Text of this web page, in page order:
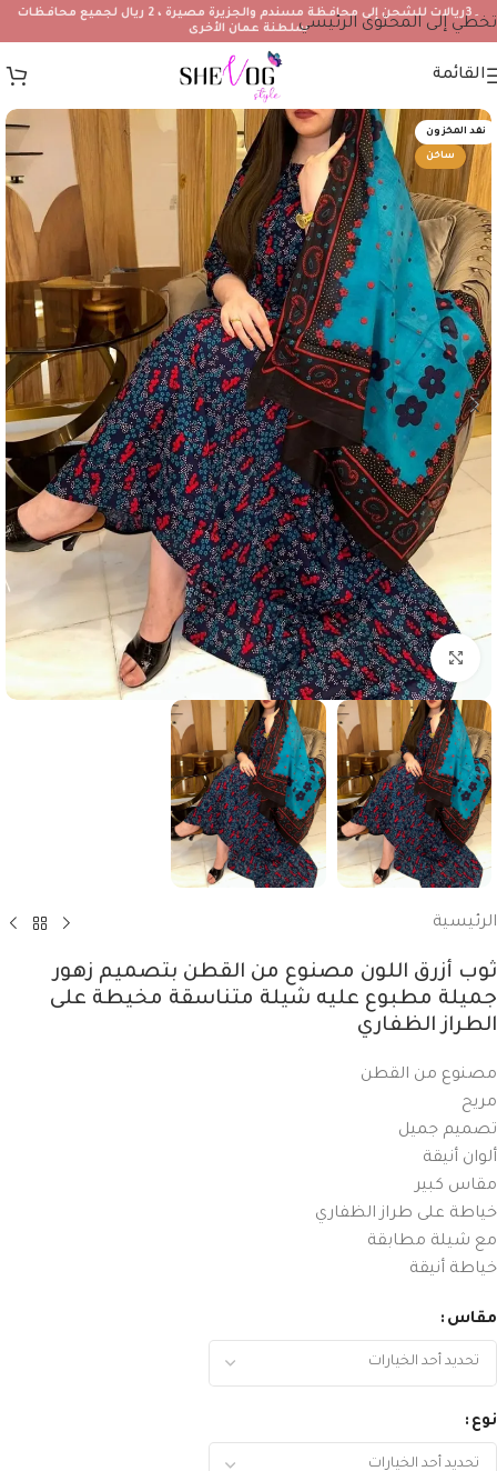
تخطي إلى المحتوى الرئيسي
۔3ريالات للشحن إلى محافظة مسندم والجزيرة مصيرة ، 2 ريال لجميع محافظات
سلطنة عمان الأخرى
القائمة
نفد المخزون
ساخن
انقر للتكبير
الرئيسية
ثوب أزرق اللون مصنوع من القطن بتصميم زهور
جميلة مطبوع عليه شيلة متناسقة مخيطة على
الطراز الظفاري
مصنوع من القطن
مريح
تصميم جميل
ألوان أنيقة
مقاس كبير
خياطة على طراز الظفاري
مع شيلة مطابقة
خياطة أنيقة
مقاس
نوع